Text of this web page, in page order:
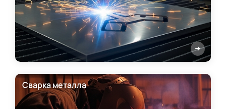
Сварка металла